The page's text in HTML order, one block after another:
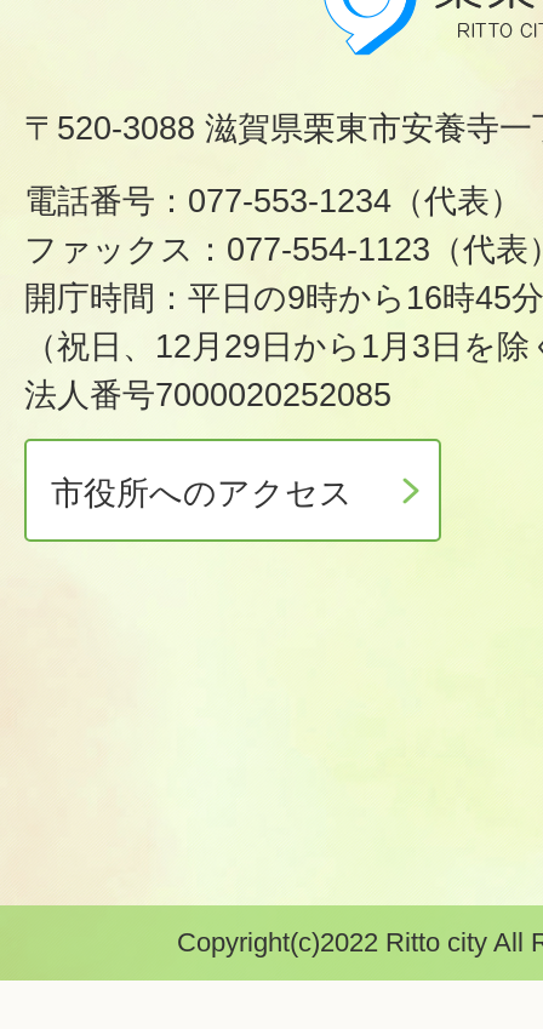
〒520-3088 滋賀県栗東市安養寺
電話番号：077-553-1234（代表）
ファックス：077-554-1123（代表
開庁時間：平日の9時から16時45分
（祝日、12月29日から1月3日を除
法人番号7000020252085
市役所へのアクセス
Copyright(c)2022 Ritto city All